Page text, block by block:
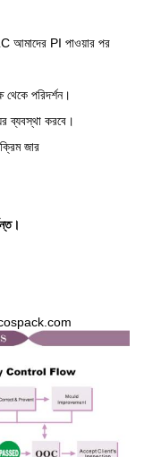
আমাদের PI পাওয়ার পর
থেকে পরিদর্শন।
ব্যবস্থা করবে।
জার